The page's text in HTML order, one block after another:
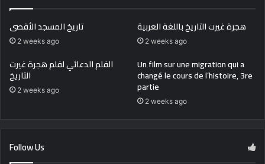
تاريخ المسجد الأقصى
2 weeks ago
هجرة غيرت التاريخ باللغة العربية
2 weeks ago
الفلم الدعائي لفلم هجرة غيرت
التاريخ
2 weeks ago
Un film sur une migration qui a
changé le cours de l’histoire, 3re
partie
2 weeks ago
Follow Us